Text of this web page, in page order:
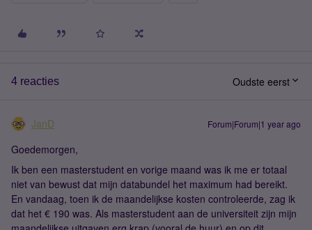
4 reacties Oudste eerst
JanD Forum|Forum|1 year ago
Goedemorgen,
Ik ben een masterstudent en vorige maand was ik me er totaal
niet van bewust dat mijn databundel het maximum had bereikt.
En vandaag, toen ik de maandelijkse kosten controleerde, zag ik
dat het € 190 was. Als masterstudent aan de universiteit zijn mijn